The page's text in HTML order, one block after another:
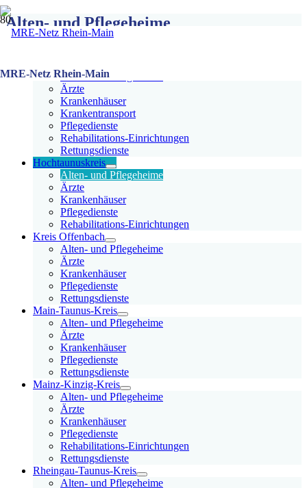
MRE-Netz Rhein-Main
Alten- und Pflegeheime
Alten- und Pflegeheime
Ärzte
Krankenhäuser
Krankentransport
Pflegedienste
Rehabilitations-Einrichtungen
Rettungsdienste
Hochtaunuskreis
Alten- und Pflegeheime
Ärzte
Krankenhäuser
Pflegedienste
Rehabilitations-Einrichtungen
Kreis Offenbach
Alten- und Pflegeheime
Ärzte
Krankenhäuser
Pflegedienste
Rettungsdienste
Main-Taunus-Kreis
Alten- und Pflegeheime
Ärzte
Krankenhäuser
Pflegedienste
Rettungsdienste
Mainz-Kinzig-Kreis
Alten- und Pflegeheime
Ärzte
Krankenhäuser
Pflegedienste
Rehabilitations-Einrichtungen
Rettungsdienste
Rheingau-Taunus-Kreis
Alten- und Pflegeheime